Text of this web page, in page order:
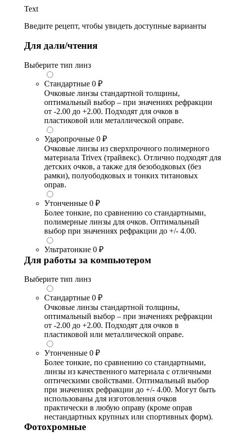
Text
Введите рецепт, чтобы увидеть доступные варианты
Для дали/чтения
Выберите тип линз
Стандартные 0 ₽
Очковые линзы стандартной толщины,
оптимальный выбор – при значениях рефракции
от -2.00 до +2.00. Подходят для очков в
пластиковой или металлической оправе.
Ударопрочные 0 ₽
Очковые линзы из сверхпрочного полимерного
материала Trivex (трайвекс). Отлично подходят для
детских очков, а также для безободковых (без
рамки), полуободковых и тонких титановых
оправ.
Утонченные 0 ₽
Более тонкие, по сравнению со стандартными,
полимерные линзы для очков. Оптимальный
выбор при значениях рефракции до +/- 4.00.
Ультратонкие 0 ₽
Для работы за компьютером
Выберите тип линз
Стандартные 0 ₽
Очковые линзы стандартной толщины,
оптимальный выбор – при значениях рефракции
от -2.00 до +2.00. Подходят для очков в
пластиковой или металлической оправе.
Утонченные 0 ₽
Более тонкие, по сравнению со стандартными,
линзы из качественного материала с отличными
оптическими свойствами. Оптимальный выбор
при значениях рефракции до +/- 4.00. Могут быть
использованы для изготовления очков
практически в любую оправу (кроме оправ
нестандартных крупных или спортивных форм).
Фотохромные